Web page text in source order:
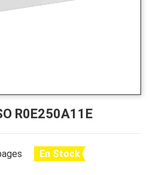
R0E250A11E
En Stock